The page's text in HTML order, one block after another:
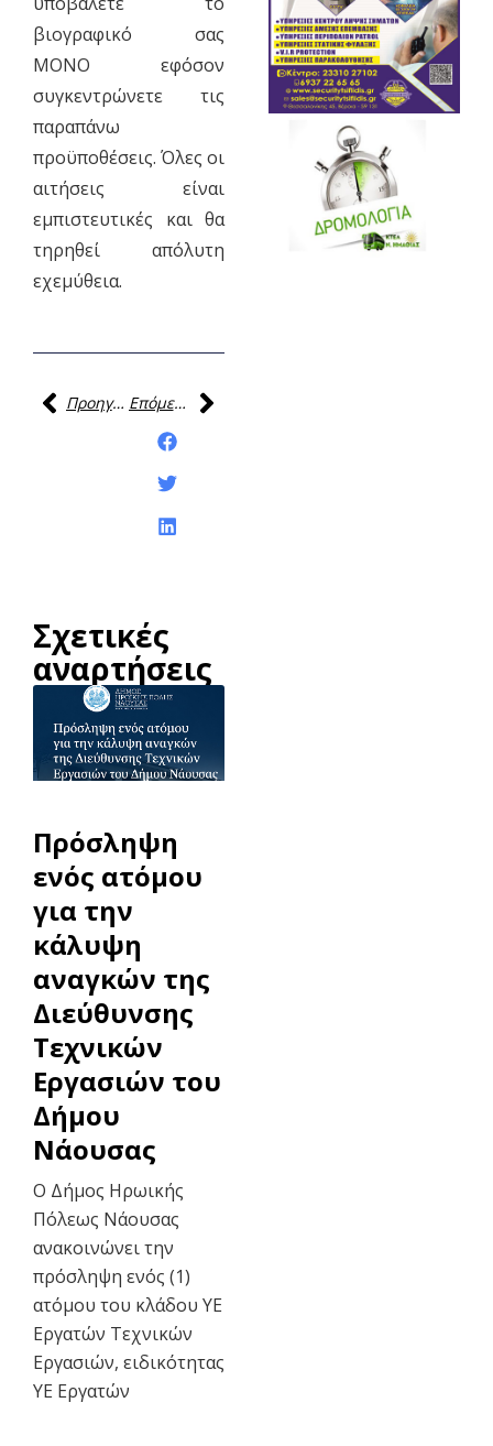
βιογραφικό σας
ΜΟΝΟ εφόσον
συγκεντρώνετε τις
παραπάνω
προϋποθέσεις. Όλες οι
αιτήσεις είναι
εμπιστευτικές και θα
τηρηθεί απόλυτη
εχεμύθεια.
Προηγούμενη
Επόμενη
Σχετικές
αναρτήσεις
Πρόσληψη
ενός ατόμου
για την
κάλυψη
αναγκών της
Διεύθυνσης
Τεχνικών
Εργασιών του
Δήμου
Νάουσας
Ο Δήμος Ηρωικής
Πόλεως Νάουσας
ανακοινώνει την
πρόσληψη ενός (1)
ατόμου του κλάδου ΥΕ
Εργατών Τεχνικών
Εργασιών, ειδικότητας
ΥΕ Εργατών